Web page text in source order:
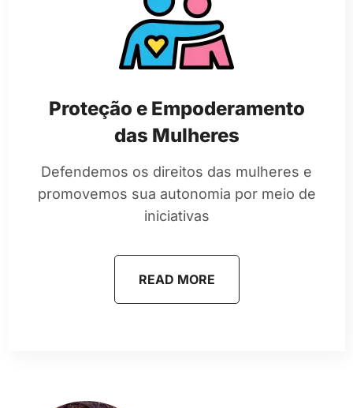
Proteção e Empoderamento
das Mulheres
Defendemos os direitos das mulheres e
promovemos sua autonomia por meio de
iniciativas
READ MORE